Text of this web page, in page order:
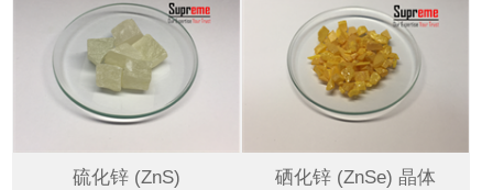
硫化锌 (ZnS) 硒化锌 (ZnSe) 晶体